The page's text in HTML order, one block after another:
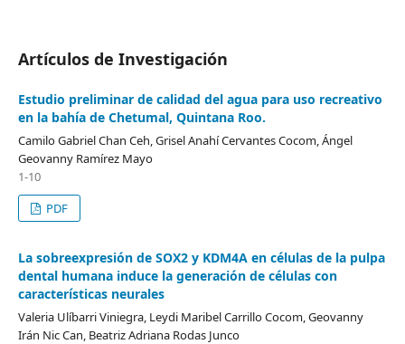
Artículos de Investigación
Estudio preliminar de calidad del agua para uso recreativo
en la bahía de Chetumal, Quintana Roo.
Camilo Gabriel Chan Ceh, Grisel Anahí Cervantes Cocom, Ángel
Geovanny Ramírez Mayo
1-10
PDF
La sobreexpresión de SOX2 y KDM4A en células de la pulpa
dental humana induce la generación de células con
características neurales
Valeria Ulíbarri Viniegra, Leydi Maribel Carrillo Cocom, Geovanny
Irán Nic Can, Beatriz Adriana Rodas Junco